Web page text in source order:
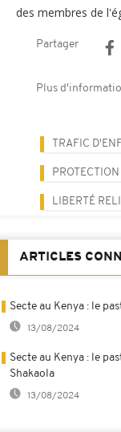
des membres de
Partager
Plus
TRAFIC
LIBERTÉ
ARTICLES
Secte au Kenya : le
13/08/2024
Secte au Kenya : le
Shakaola
13/08/2024